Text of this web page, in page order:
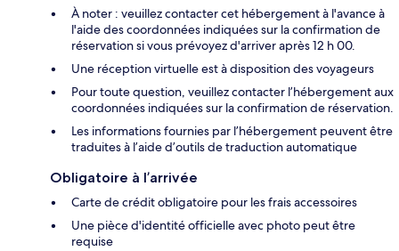
À noter : veuillez contacter cet hébergement à l'avance à
l'aide des coordonnées indiquées sur la confirmation de
réservation si vous prévoyez d'arriver après 12 h 00.
Une réception virtuelle est à disposition des voyageurs
Pour toute question, veuillez contacter l’hébergement aux
coordonnées indiquées sur la confirmation de réservation.
Les informations fournies par l’hébergement peuvent être
traduites à l’aide d’outils de traduction automatique
Obligatoire à l’arrivée
Carte de crédit obligatoire pour les frais accessoires
Une pièce d'identité officielle avec photo peut être
requise